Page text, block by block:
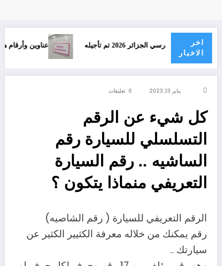
اخر
الاخبار
الجزائر 2026 تم تأجيله عناوين وأرقام هاتف
يناير 13, 2023 0 تعليقات
كل شيء عن الرقم
التسلسلي للسيارة رقم
الساشيه .. رقم السيارة
التعريفي منماذا يتكون ؟
الرقم التعريفي للسيارة ( رقم الشاصيه)
رقم يمكنك من خلاله معرفة الكثيير الكثير عن
سيارتك ..